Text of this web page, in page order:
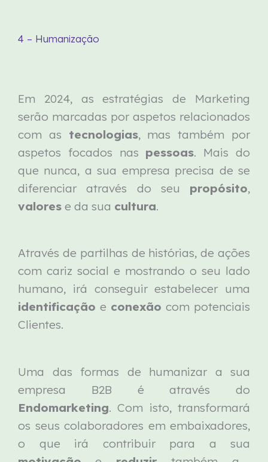
4 – Humanização
Em 2024, as estratégias de Marketing
serão marcadas por aspetos relacionados
com as tecnologias, mas também por
aspetos focados nas pessoas. Mais do
que nunca, a sua empresa precisa de se
diferenciar através do seu propósito,
valores e da sua cultura.
Através de partilhas de histórias, de ações
com cariz social e mostrando o seu lado
humano, irá conseguir estabelecer uma
identificação e conexão com potenciais
Clientes.
Uma das formas de humanizar a sua
empresa B2B é através do
Endomarketing. Com isto, transformará
os seus colaboradores em embaixadores,
o que irá contribuir para a sua